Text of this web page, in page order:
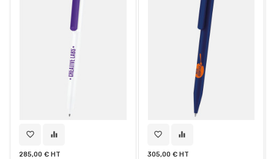
favorite_border equalizer
285,00 € HT
favorite_border equalizer
305,00 € HT